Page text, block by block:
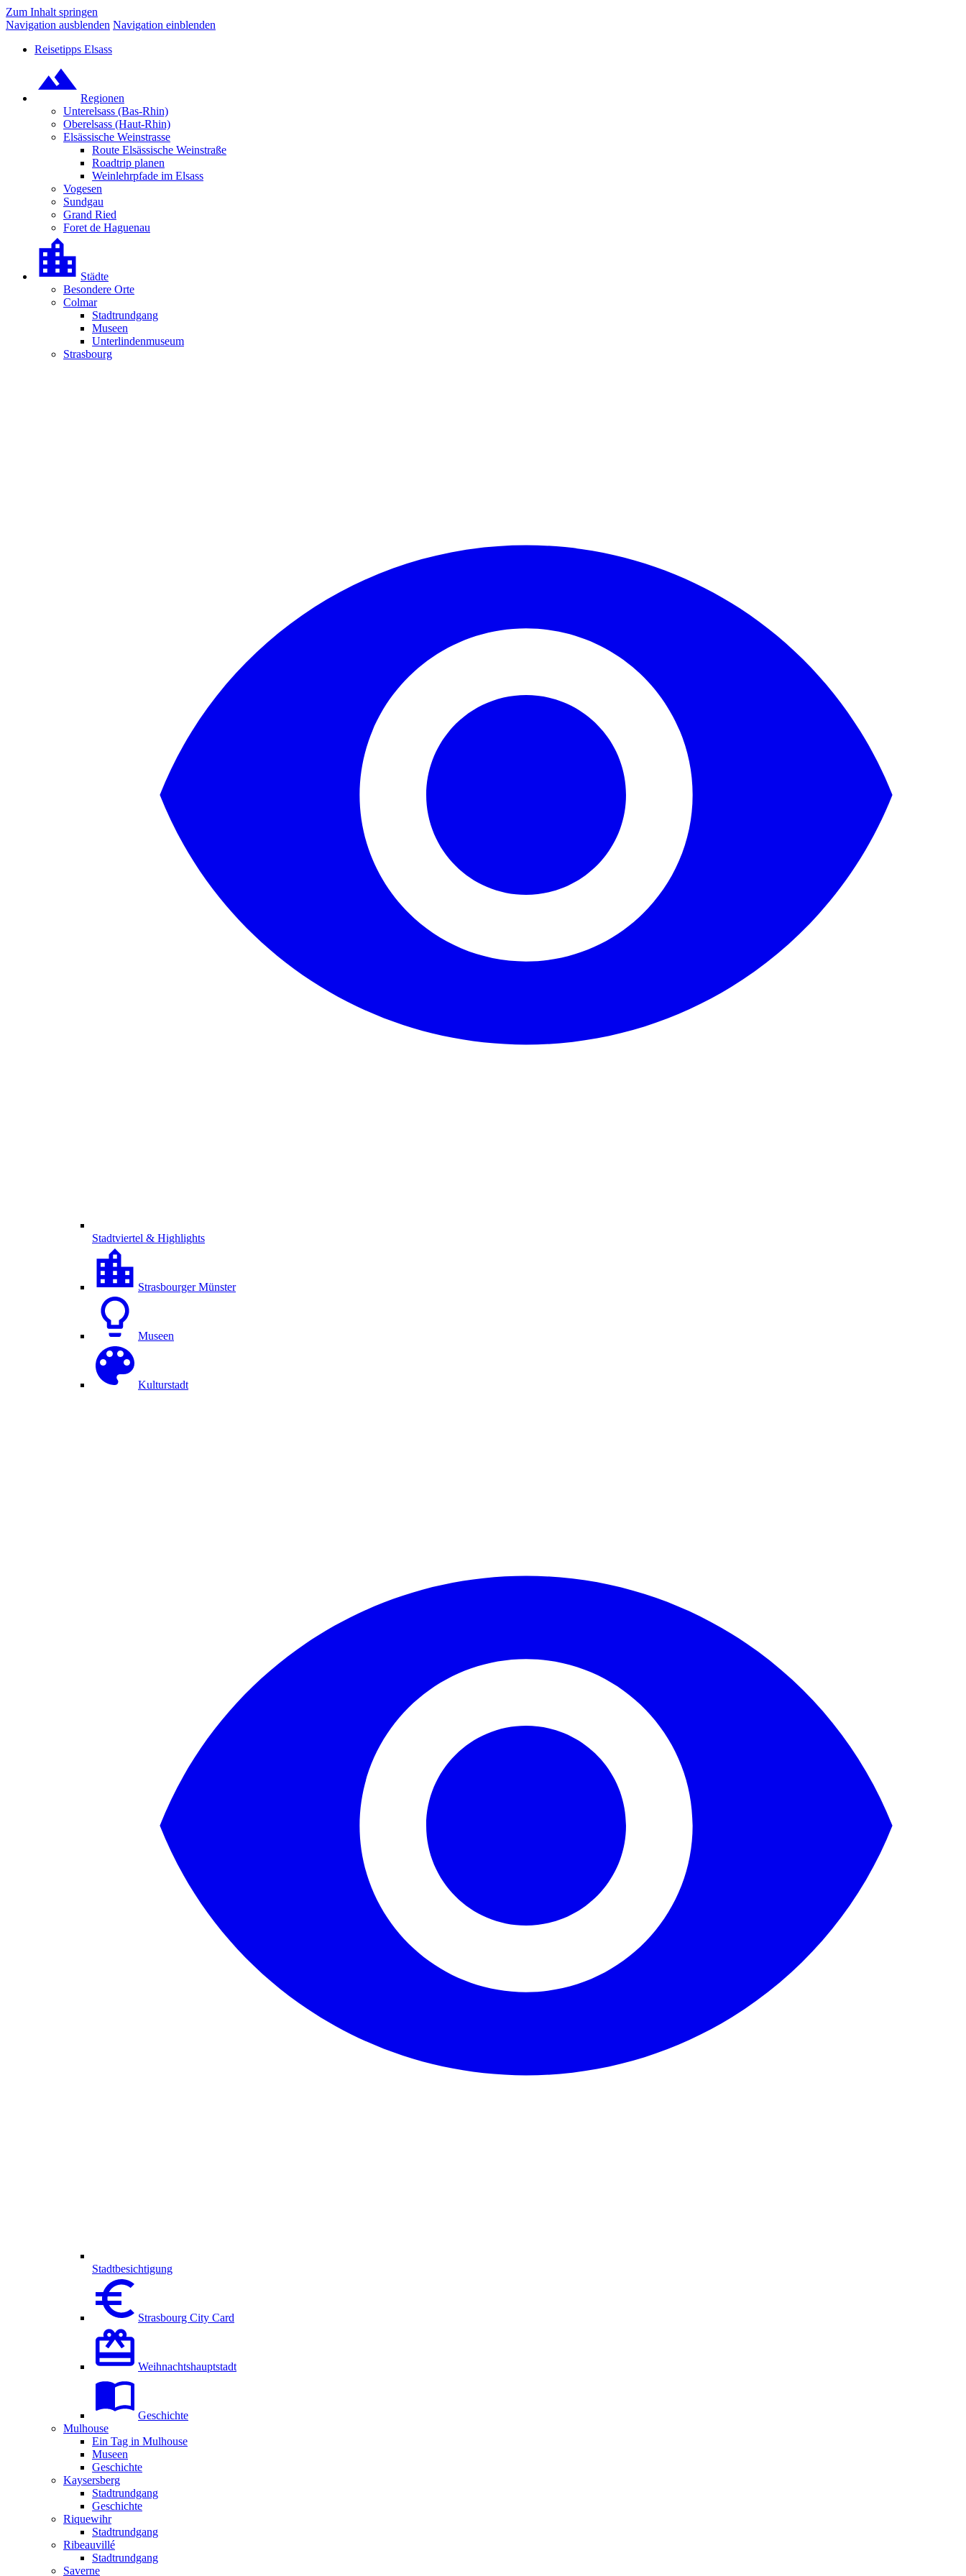
Zum Inhalt springen
Navigation ausblenden Navigation einblenden
Reisetipps Elsass
Regionen
Unterelsass (Bas-Rhin)
Oberelsass (Haut-Rhin)
Elsässische Weinstrasse
Route Elsässische Weinstraße
Roadtrip planen
Weinlehrpfade im Elsass
Vogesen
Sundgau
Grand Ried
Foret de Haguenau
Städte
Besondere Orte
Colmar
Stadtrundgang
Museen
Unterlindenmuseum
Strasbourg
Stadtviertel & Highlights
Strasbourger Münster
Museen
Kulturstadt
Stadtbesichtigung
Strasbourg City Card
Weihnachtshauptstadt
Geschichte
Mulhouse
Ein Tag in Mulhouse
Museen
Geschichte
Kaysersberg
Stadtrundgang
Geschichte
Riquewihr
Stadtrundgang
Ribeauvillé
Stadtrundgang
Saverne